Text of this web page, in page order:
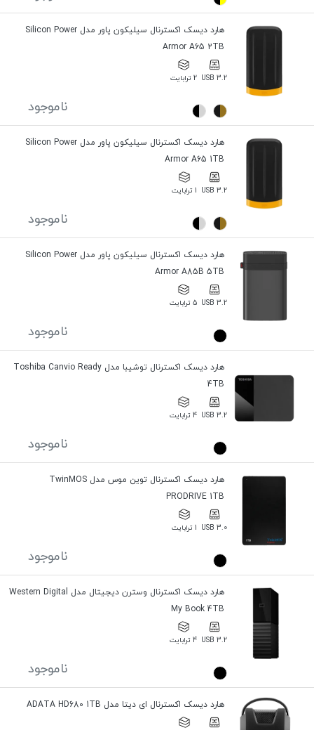
هارد دیسک اکسترنال سیلیکون پاور مدل Silicon Power
Armor A65 2TB
USB 3.2 2 ترابایت
ناموجود
هارد دیسک اکسترنال سیلیکون پاور مدل Silicon Power
Armor A65 1TB
USB 3.2 1 ترابایت
ناموجود
هارد دیسک اکسترنال سیلیکون پاور مدل Silicon Power
Armor A85B 5TB
USB 3.2 5 ترابایت
ناموجود
هارد دیسک اکسترنال توشیبا مدل Toshiba Canvio Ready
4TB
USB 3.2 4 ترابایت
ناموجود
هارد دیسک اکسترنال توین موس مدل TwinMOS
PRODRIVE 1TB
USB 3.0 1 ترابایت
ناموجود
هارد دیسک اکسترنال وسترن دیجیتال مدل Western Digital
My Book 4TB
USB 3.2 4 ترابایت
ناموجود
هارد دیسک اکسترنال ای دیتا مدل ADATA HD680 1TB